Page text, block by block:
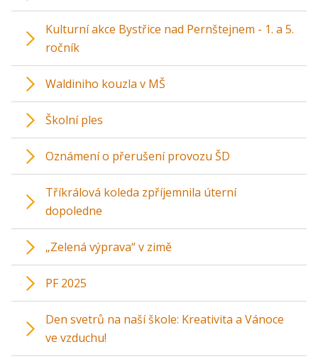
Kulturní akce Bystřice nad Pernštejnem - 1. a 5.
ročník
Waldiniho kouzla v MŠ
Školní ples
Oznámení o přerušení provozu ŠD
Tříkrálová koleda zpříjemnila úterní
dopoledne
„Zelená výprava“ v zimě
PF 2025
Den svetrů na naší škole: Kreativita a Vánoce
ve vzduchu!